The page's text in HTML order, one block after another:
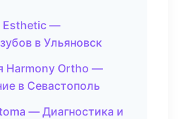
Esthetic —
в Ульяновск
Harmony Ortho —
в Севастополь
— Диагностика и